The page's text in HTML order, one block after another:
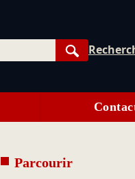
Rechercher
Parcourir